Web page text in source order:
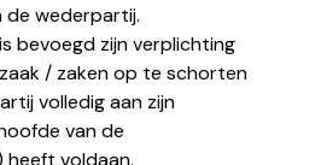
de wederpartij.
bevoegd zijn verplichting
/ zaken op te schorten
volledig aan zijn
van de
voldaan.